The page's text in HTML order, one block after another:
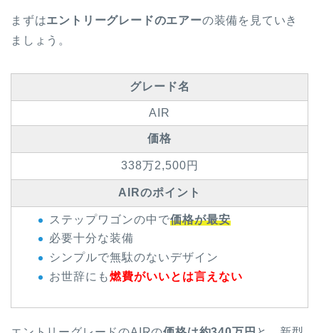
まずはエントリーグレードのエアーの装備を見ていき
ましょう。
グレード名
AIR
価格
338万2,500円
AIRのポイント
ステップワゴンの中で価格が最安
必要十分な装備
シンプルで無駄のないデザイン
お世辞にも燃費がいいとは言えない